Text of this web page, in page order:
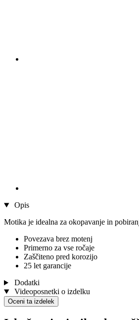
Opis
Motika je idealna za okopavanje in
Povezava brez motenj
Primerno za vse ročaje
Zaščiteno pred korozijo
25 let garancije
Dodatki
Videoposnetki o izdelku
Oceni ta izdelek